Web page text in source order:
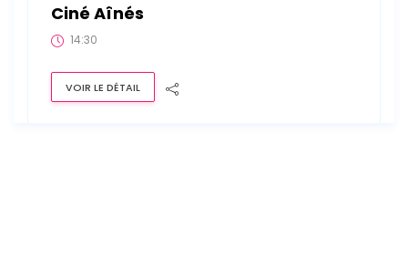
Ciné Aînés
14:30
VOIR LE DÉTAIL